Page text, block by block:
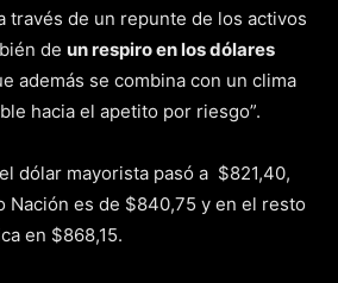
través de un repunte de los activos
de un respiro en los dólares
además se combina con un clima
hacia el apetito por riesgo”.
dólar mayorista pasó a $821,40,
Nación es de $840,75 y en el resto
en $868,15.